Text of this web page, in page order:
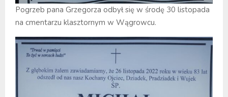
Pogrzeb pana Grzegorza odbył się w środę 30 listopada
na cmentarzu klasztornym w Wągrowcu.